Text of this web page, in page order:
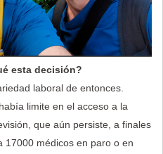
esta decisión?
laboral de entonces.
limite en el acceso a la
que aún persiste, a finales
17000 médicos en paro o en